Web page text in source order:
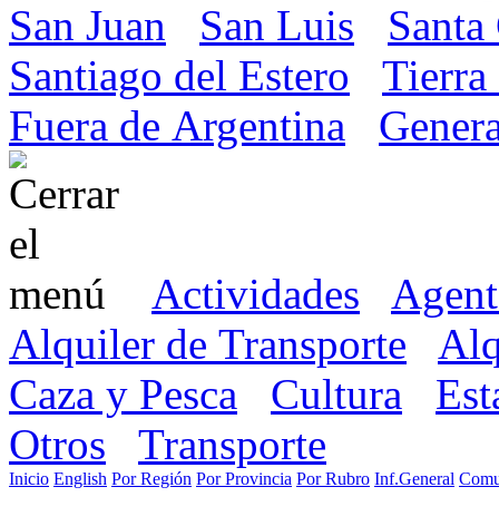
San Juan
San Luis
Santiago del Estero
Tierra
Fuera de Argentina
Actividades
Alquiler de Transporte
Caza y Pesca
Cultura
Otros
Transporte
Inicio English Por Región Por Provincia Por Rubro Inf.General